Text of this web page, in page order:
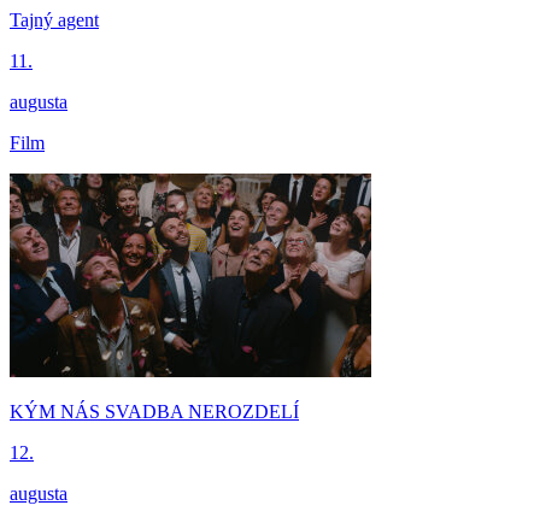
Tajný agent
11.
augusta
Film
KÝM NÁS SVADBA NEROZDELÍ
12.
augusta